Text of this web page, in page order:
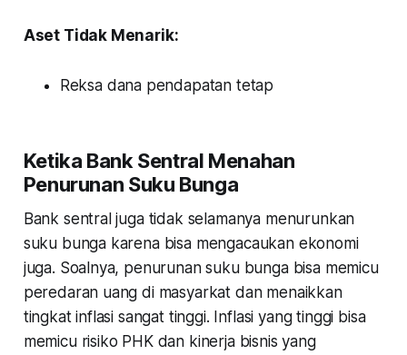
Aset Tidak Menarik:
Reksa dana pendapatan tetap
Ketika Bank Sentral Menahan
Penurunan Suku Bunga
Bank sentral juga tidak selamanya menurunkan
suku bunga karena bisa mengacaukan ekonomi
juga. Soalnya, penurunan suku bunga bisa memicu
peredaran uang di masyarkat dan menaikkan
tingkat inflasi sangat tinggi. Inflasi yang tinggi bisa
memicu risiko PHK dan kinerja bisnis yang